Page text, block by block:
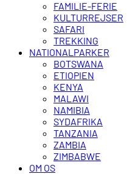
FAMILIE-FERIE
KULTURREJSER
SAFARI
TREKKING
NATIONALPARKER
BOTSWANA
ETIOPIEN
KENYA
MALAWI
NAMIBIA
SYDAFRIKA
TANZANIA
ZAMBIA
ZIMBABWE
OM OS